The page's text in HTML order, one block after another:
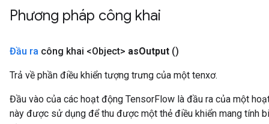
Phương pháp công khai
Đầu ra công khai <Object> asOutput ()
Trả về phần điều khiển tượng trưng của một tenxơ.
Đầu vào của các hoạt động TensorFlow là đầu ra của một
này được sử dụng để thu được một thẻ điều khiển mang tính